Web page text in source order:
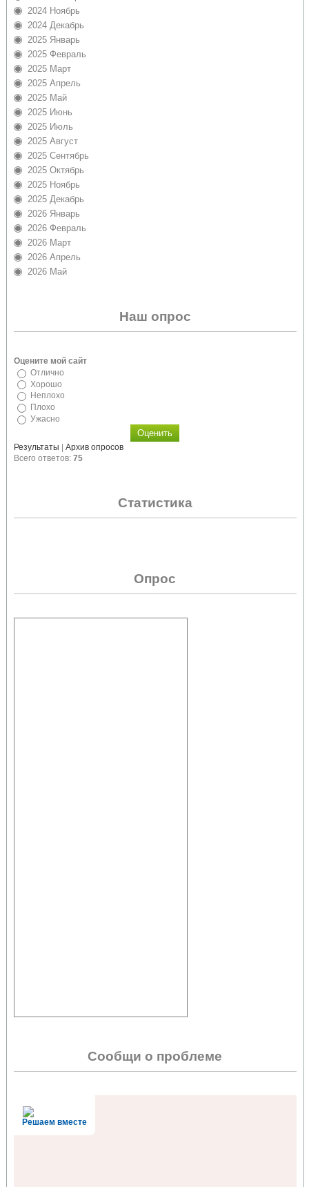
2024 Ноябрь
2024 Декабрь
2025 Январь
2025 Февраль
2025 Март
2025 Апрель
2025 Май
2025 Июнь
2025 Июль
2025 Август
2025 Сентябрь
2025 Октябрь
2025 Ноябрь
2025 Декабрь
2026 Январь
2026 Февраль
2026 Март
2026 Апрель
2026 Май
Наш опрос
Оцените мой сайт
Отлично
Хорошо
Неплохо
Плохо
Ужасно
Результаты | Архив опросов
Всего ответов: 75
Статистика
Опрос
Сообщи о проблеме
Решаем вместе